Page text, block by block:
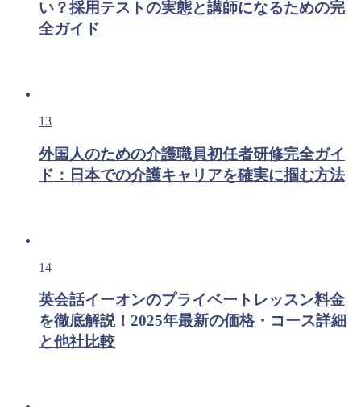
い？採用テストの実態と講師になるための完
全ガイド
13
外国人のための介護職員初任者研修完全ガイ
ド：日本での介護キャリアを確実に掴む方法
14
英会話イーオンのプライベートレッスン料金
を徹底解説！2025年最新の価格・コース詳細
と他社比較